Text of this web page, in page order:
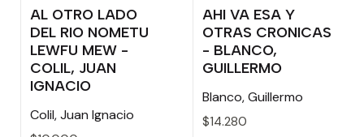
AL OTRO LADO
DEL RIO NOMETU
LEWFU MEW -
COLIL, JUAN
IGNACIO
Colil, Juan Ignacio
AHI VA ESA Y
OTRAS CRONICAS
- BLANCO,
GUILLERMO
Blanco, Guillermo
$14.280